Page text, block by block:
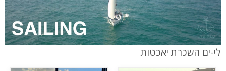
לי-ים השכרת יאכטות
לי-ים הפלגות חופש